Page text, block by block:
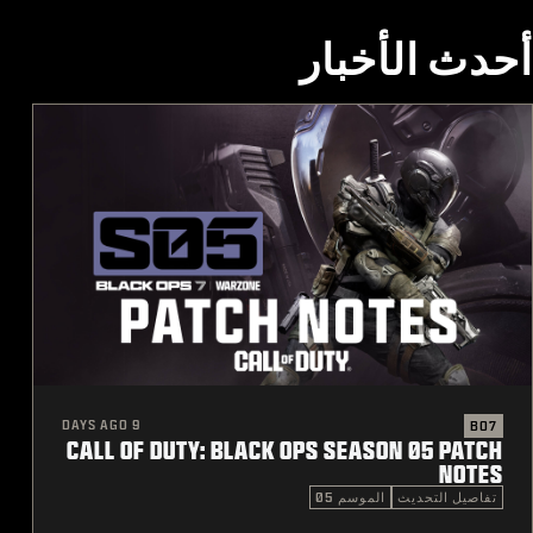
أحدث الأخبار
BO7
9 DAYS AGO
CALL OF DUTY: BLACK OPS SEASON 05 PATCH
NOTES
تفاصيل التحديث الموسم 05